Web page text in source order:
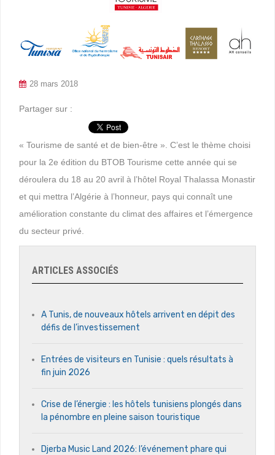
28 mars 2018
Partager sur :
« Tourisme de santé et de bien-être ». C’est le thème choisi
pour la 2e édition du BTOB Tourisme cette année qui se
déroulera du 18 au 20 avril à l’hôtel Royal Thalassa Monastir
et qui mettra l’Algérie à l’honneur, pays qui connaît une
amélioration constante du climat des affaires et l’émergence
du secteur privé.
ARTICLES ASSOCIÉS
A Tunis, de nouveaux hôtels arrivent en dépit des
défis de l’investissement
Entrées de visiteurs en Tunisie : quels résultats à
fin juin 2026
Crise de l’énergie : les hôtels tunisiens plongés dans
la pénombre en pleine saison touristique
Djerba Music Land 2026: l’événement phare qui